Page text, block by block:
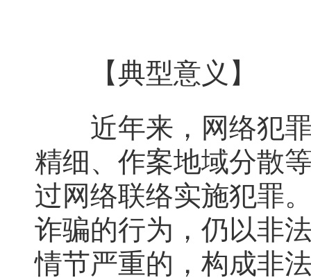
【典型意义】
近年来，网络犯罪
精细、作案地域分散
过网络联络实施犯罪
诈骗的行为，仍以非
情节严重的，构成非